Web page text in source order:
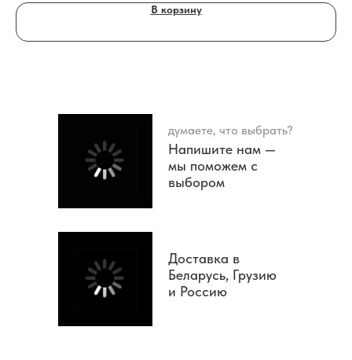
В корзину
думаете, что выбрать?
Напишите нам —
мы поможем с
выбором
Доставка в
Беларусь, Грузию
и Россию